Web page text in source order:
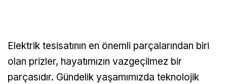
Elektrik tesisatının en önemli parçalarından biri
olan prizler, hayatımızın vazgeçilmez bir
parçasıdır. Gündelik yaşamımızda teknolojik